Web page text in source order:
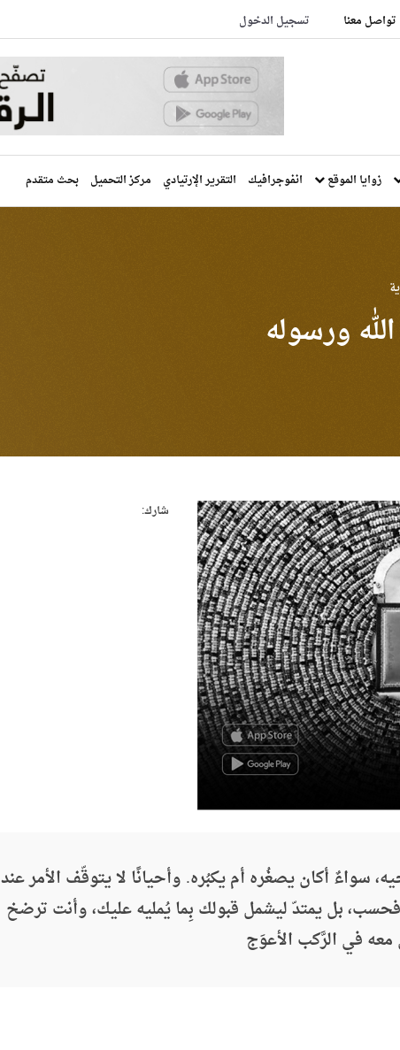
تواصل معنا تسجيل الدخول
زوايا الموقع انفوجرافيك التقرير الإرتيادي مركز التحميل بحث متقدم
ورسوله
شارك:
سواءٌ أكان يصغُره أم يكبُره. وأحيانًا لا يتوقّف الأمر عند
بل يمتدّ ليشمل قبولك بِما يُمليه عليك، وأنت ترضخ
في الرَّكب الأعوَج